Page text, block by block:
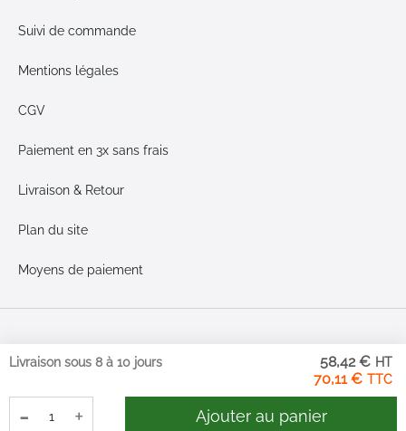
70,11 €
58,42 €
Livraison sous 8 à 10 jours
- + Ajouter au panier
Suivi de commande
Mentions légales
CGV
Paiement en 3x sans frais
Livraison & Retour
Plan du site
Moyens de paiement